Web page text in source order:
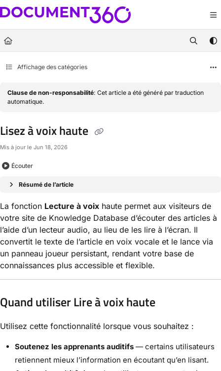
Documentation Index
Fetch the complete documentation index at:https://docs.document360.com/
Use this file to discover all available pages before exploring further.
Affichage des catégories
Clause de non-responsabilité: Cet article a été généré par traduction
automatique.
Lisez à voix haute
Mis à jour le Jun 18, 2026
Écouter
Résumé de l’article
La fonction Lecture à voix haute permet aux visiteurs de
votre site de Knowledge Database d’écouter des articles à
l’aide d’un lecteur audio, au lieu de les lire à l’écran. Il
convertit le texte de l’article en voix vocale et le lance via
un panneau joueur persistant, rendant votre base de
connaissances plus accessible et flexible.
Quand utiliser Lire à voix haute
Utilisez cette fonctionnalité lorsque vous souhaitez :
Soutenez les apprenants auditifs — certains utilisateurs
retiennent mieux l’information en écoutant qu’en lisant.